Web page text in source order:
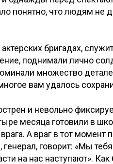
понятно, что людям не
бригадах,
поднимали лично
множество
вам удалось
и невольно
месяца готовили в
А враг в тот момент
говорит: «Мы
на нас наступают».